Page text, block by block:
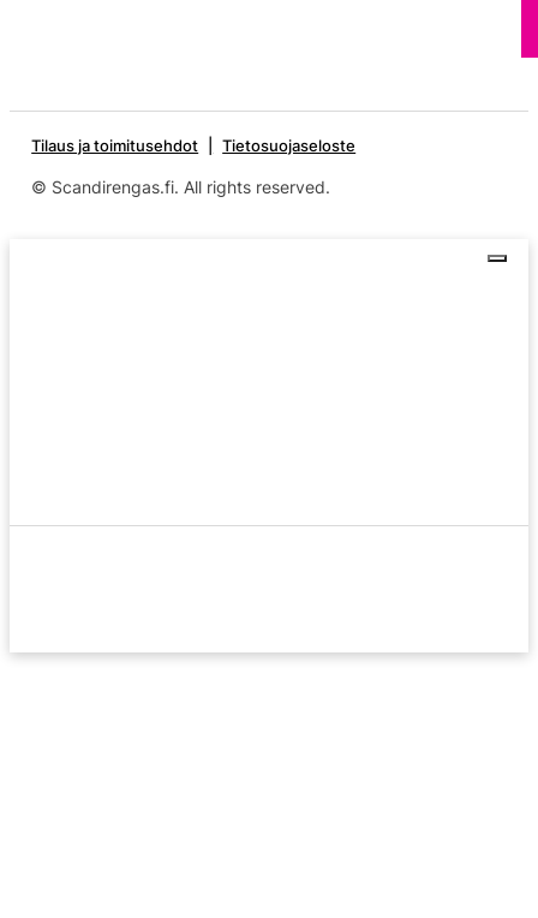
Tilaus ja toimitusehdot Tietosuojaseloste
© Scandirengas.fi. All rights reserved.